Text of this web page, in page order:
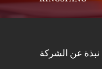
نبذة عن الشركة